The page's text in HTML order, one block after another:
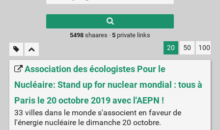
results.
5498shaares · 5private links
20 50 100
Association des écologistes Pour le
Nucléaire: Stand up for nuclear mondial : tous à
Paris le 20 octobre 2019 avec l'AEPN !
33 villes dans le monde s'associent en faveur de
l'énergie nucléaire le dimanche 20 octobre.